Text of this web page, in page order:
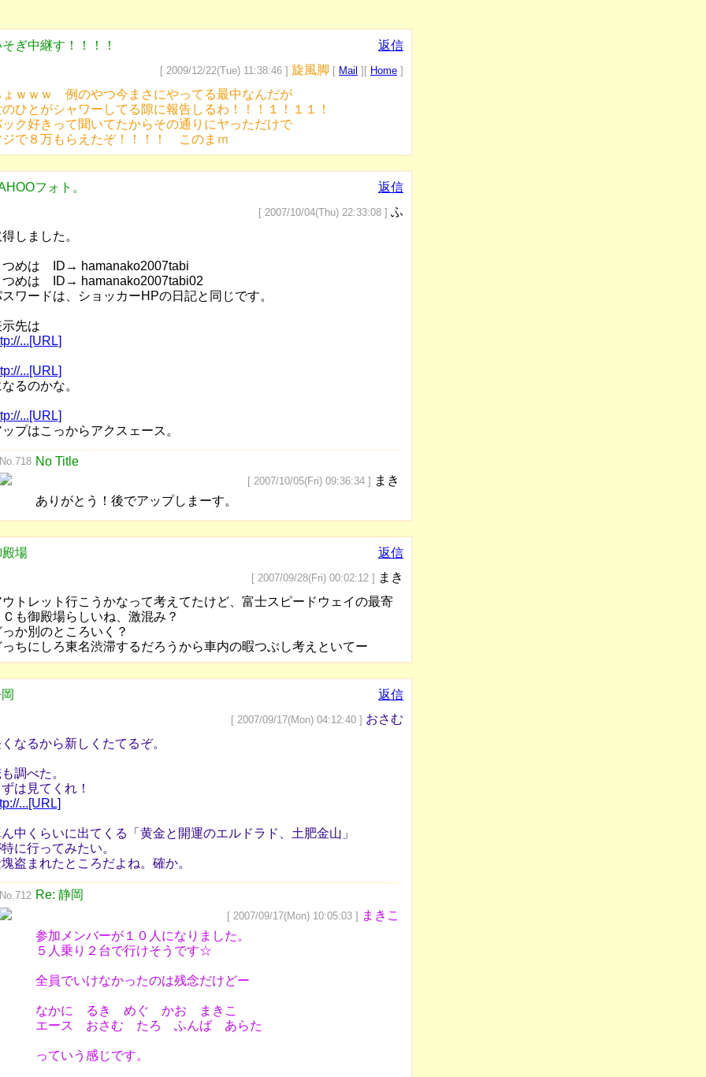
ぎ中継す！！！！ 返信
[ 2009/12/22(Tue) 11:38:46 ] 旋風脚 [ Mail ][ Home ]
ょｗｗｗ 例のやつ今まさにやってる最中なんだが
ひとがシャワーしてる隙に報告しるわ！！！１！１１！
ック好きって聞いてたからその通りにヤっただけで
ジで８万もらえたぞ！！！！ このまｍ
フォト。 返信
[ 2007/10/04(Thu) 22:33:08 ] ふ
しました。
つめは ID→ hamanako2007tabi
つめは ID→ hamanako2007tabi02
ワードは、ショッカーHPの日記と同じです。
先は
...[URL]
...[URL]
るのかな。
...[URL]
プはこっからアクスェース。
No.718 No Title
[ 2007/10/05(Fri) 09:36:34 ] まき
ありがとう！後でアップしまーす。
殿場 返信
[ 2007/09/28(Fri) 00:02:12 ] まき
ウトレット行こうかなって考えてたけど、富士スピードウェイの最寄
も御殿場らしいね、激混み？
か別のところいく？
っちにしろ東名渋滞するだろうから車内の暇つぶし考えといてー
返信
[ 2007/09/17(Mon) 04:12:40 ] おさむ
なるから新しくたてるぞ。
調べた。
は見てくれ！
...[URL]
中くらいに出てくる「黄金と開運のエルドラド、土肥金山」
に行ってみたい。
盗まれたところだよね。確か。
No.712 Re: 静岡
[ 2007/09/17(Mon) 10:05:03 ] まきこ
参加メンバーが１０人になりました。
５人乗り２台で行けそうです☆
全員でいけなかったのは残念だけどー
なかに るき めぐ かお まきこ
エース おさむ たろ ふんば あらた
っていう感じです。